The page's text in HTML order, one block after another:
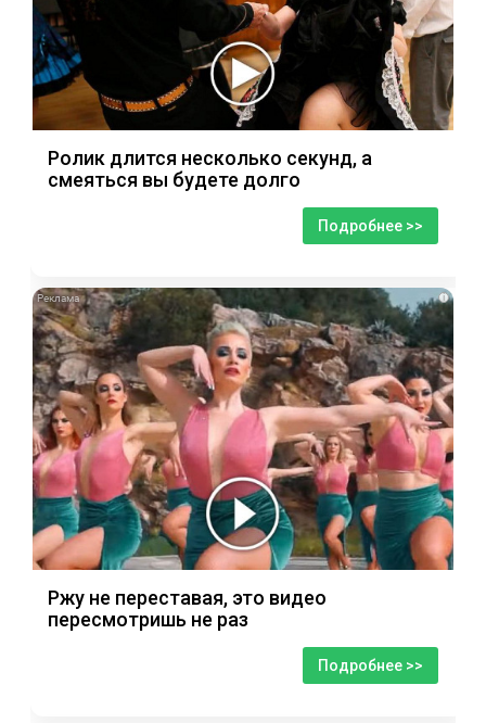
Ролик длится несколько секунд, а
смеяться вы будете долго
Подробнее >>
i
Ржу не переставая, это видео
пересмотришь не раз
Подробнее >>